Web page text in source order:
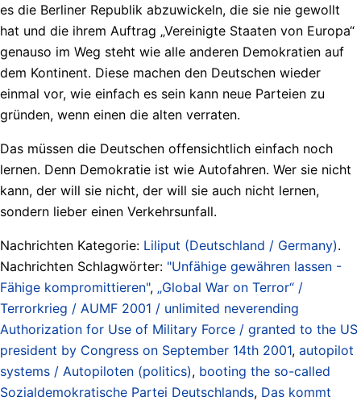
es die Berliner Republik abzuwickeln, die sie nie gewollt
hat und die ihrem Auftrag „Vereinigte Staaten von Europa“
genauso im Weg steht wie alle anderen Demokratien auf
dem Kontinent. Diese machen den Deutschen wieder
einmal vor, wie einfach es sein kann neue Parteien zu
gründen, wenn einen die alten verraten.
Das müssen die Deutschen offensichtlich einfach noch
lernen. Denn Demokratie ist wie Autofahren. Wer sie nicht
kann, der will sie nicht, der will sie auch nicht lernen,
sondern lieber einen Verkehrsunfall.
Nachrichten Kategorie: Liliput (Deutschland / Germany).
Nachrichten Schlagwörter: "Unfähige gewähren lassen -
Fähige kompromittieren", „Global War on Terror“ /
Terrorkrieg / AUMF 2001 / unlimited neverending
Authorization for Use of Military Force / granted to the US
president by Congress on September 14th 2001, autopilot
systems / Autopiloten (politics), booting the so-called
Sozialdemokratische Partei Deutschlands, Das kommt